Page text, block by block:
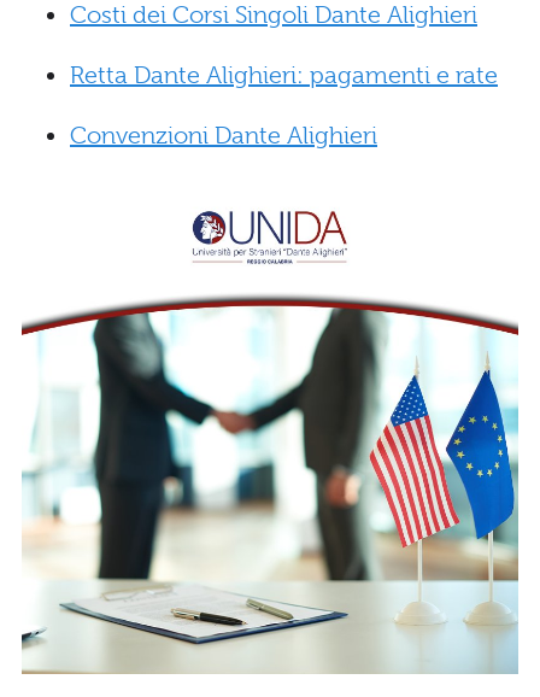
Costi dei Corsi Singoli Dante Alighieri
Retta Dante Alighieri: pagamenti e rate
Convenzioni Dante Alighieri